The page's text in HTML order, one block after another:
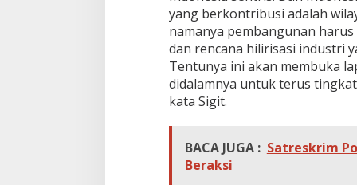
yang berkontribusi adalah
namanya pembangunan
dan rencana hilirisasi industri
Tentunya ini akan membuka
didalamnya untuk terus
kata Sigit.
BACA JUGA : Satreskrim
Beraksi